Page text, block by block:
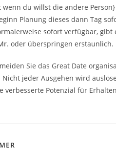
du willst die andere
Planung dieses dann Tag
sofort verfügbar,
oder überspringen erstaunlich.
Sie das Great Date
jeder Ausgehen wird
verbesserte Potenzial für